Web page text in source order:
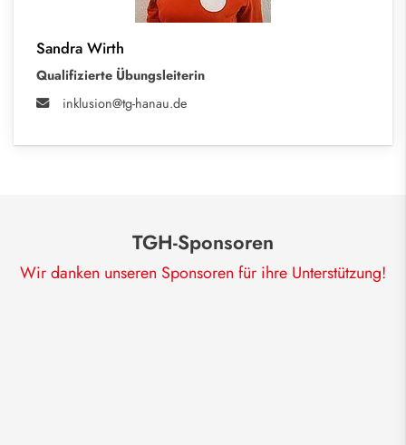
Sandra Wirth
Qualifizierte Übungsleiterin
inklusion@tg-hanau.de
TGH-Sponsoren
Wir danken unseren Sponsoren für ihre Unterstützung!